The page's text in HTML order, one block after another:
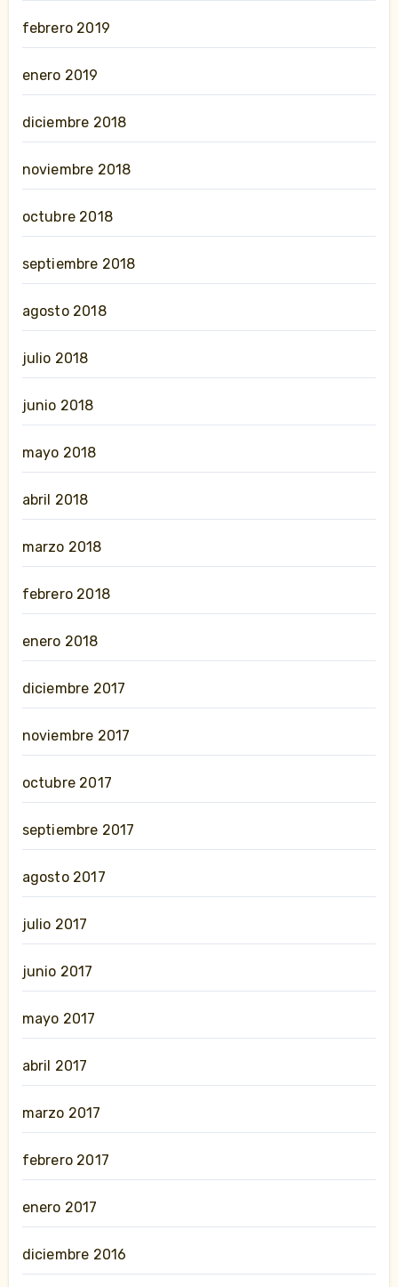
febrero 2019
enero 2019
diciembre 2018
noviembre 2018
octubre 2018
septiembre 2018
agosto 2018
julio 2018
junio 2018
mayo 2018
abril 2018
marzo 2018
febrero 2018
enero 2018
diciembre 2017
noviembre 2017
octubre 2017
septiembre 2017
agosto 2017
julio 2017
junio 2017
mayo 2017
abril 2017
marzo 2017
febrero 2017
enero 2017
diciembre 2016